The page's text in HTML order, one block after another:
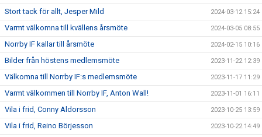
Stort tack för allt, Jesper Mild 2024-03-12 15:24
Varmt välkomna till kvällens årsmöte 2024-03-05 08:55
Norrby IF kallar till årsmöte 2024-02-15 10:16
Bilder från höstens medlemsmöte 2023-11-22 12:39
Välkomna till Norrby IF:s medlemsmöte 2023-11-17 11:29
Varmt välkommen till Norrby IF, Anton Wall! 2023-11-01 16:11
Vila i frid, Conny Aldorsson 2023-10-25 13:59
Vila i frid, Reino Börjesson 2023-10-22 14:49